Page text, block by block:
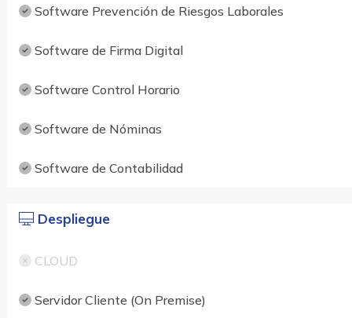
Software Prevención de Riesgos Laborales
Software de Firma Digital
Software Control Horario
Software de Nóminas
Software de Contabilidad
Despliegue
CLOUD
Servidor Cliente (On Premise)